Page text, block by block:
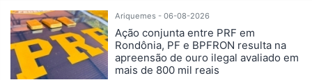
Ariquemes - 06-08-2026
Ação conjunta entre PRF em
Rondônia, PF e BPFRON resulta na
apreensão de ouro ilegal avaliado em
mais de 800 mil reais